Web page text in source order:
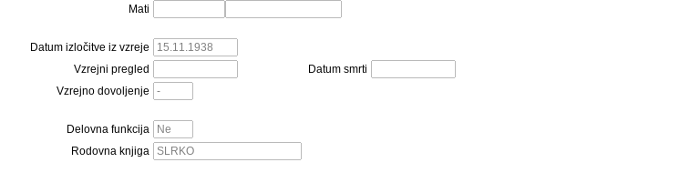
Mati
Datum izločitve iz vzreje
Vzrejni pregled
Datum smrti
Vzrejno dovoljenje
Delovna funkcija
Rodovna knjiga